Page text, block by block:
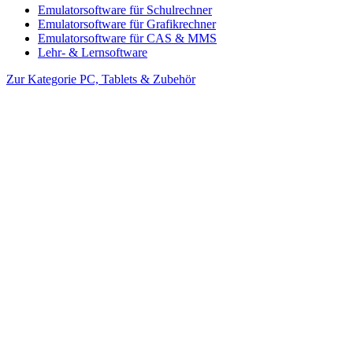
Emulatorsoftware für Schulrechner
Emulatorsoftware für Grafikrechner
Emulatorsoftware für CAS & MMS
Lehr- & Lernsoftware
Zur Kategorie PC, Tablets & Zubehör